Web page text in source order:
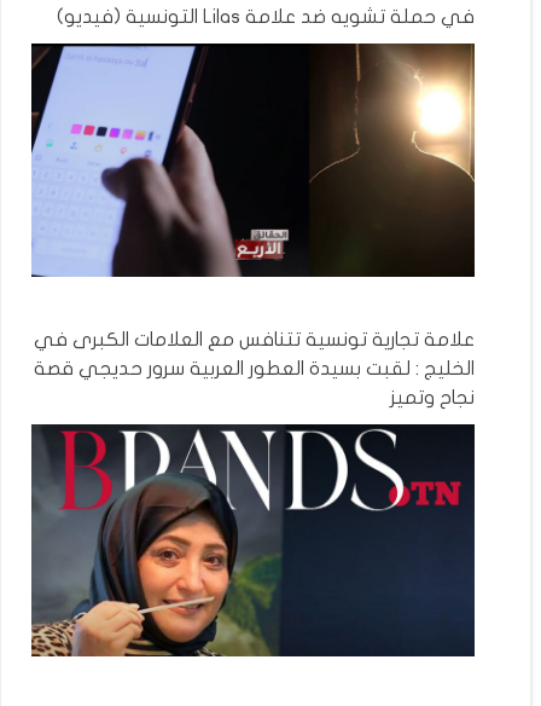
في حملة تشويه ضد علامة Lilas التونسية (فيديو)
علامة تجارية تونسية تتنافس مع العلامات الكبرى في
الخليج : لقبت بسيدة العطور العربية سرور حديجي قصة
نجاح وتميز